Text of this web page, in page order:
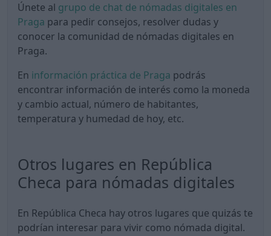
Únete al grupo de chat de nómadas digitales en
Praga para pedir consejos, resolver dudas y
conocer la comunidad de nómadas digitales en
Praga.
En información práctica de Praga podrás
encontrar información de interés como la moneda
y cambio actual, número de habitantes,
temperatura y humedad de hoy, etc.
Otros lugares en República
Checa para nómadas digitales
En República Checa hay otros lugares que quizás te
podrían interesar para vivir como nómada digital.